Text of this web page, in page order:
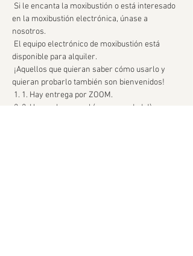
en la moxibustión electrónica, únase a
nosotros.
disponible para alquiler.
quieran probarlo también son bienvenidos!
1. 1. Hay entrega por ZOOM.
2. 2. Hay un lugar real (¡recomendado!)